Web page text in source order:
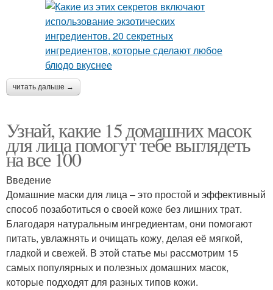
читать дальше →
Узнай, какие 15 домашних масок
для лица помогут тебе выглядеть
на все 100
Введение
Домашние маски для лица – это простой и эффективный
способ позаботиться о своей коже без лишних трат.
Благодаря натуральным ингредиентам, они помогают
питать, увлажнять и очищать кожу, делая её мягкой,
гладкой и свежей. В этой статье мы рассмотрим 15
самых популярных и полезных домашних масок,
которые подходят для разных типов кожи.